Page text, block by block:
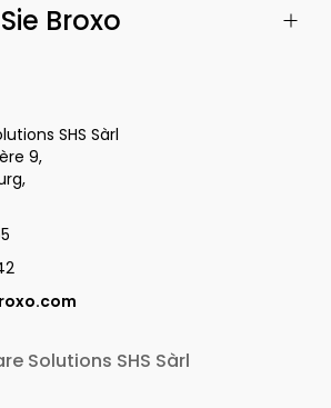
Broxo
SHS Sàrl
9,
Solutions SHS Sàrl